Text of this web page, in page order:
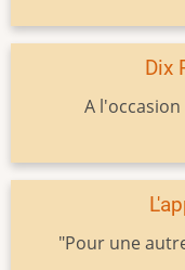
Dix
A
"Pour une